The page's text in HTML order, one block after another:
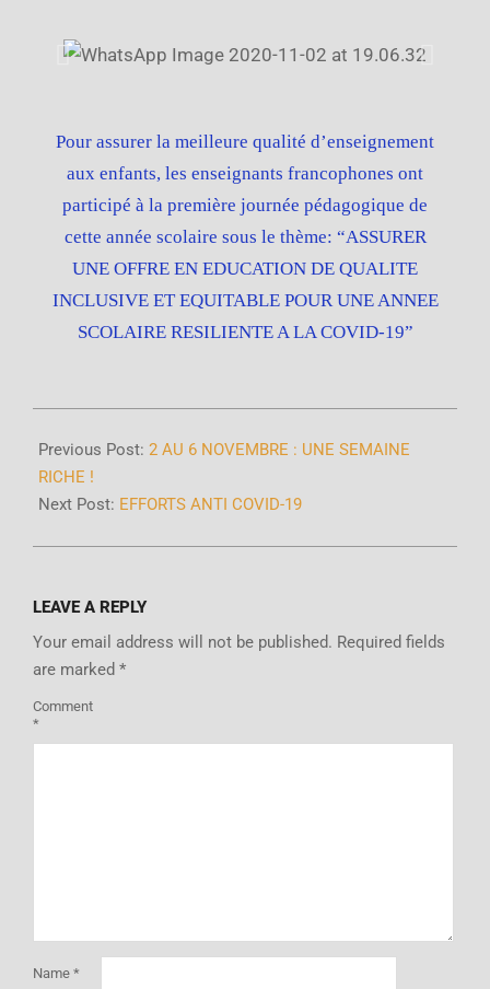
Pour assurer la meilleure qualité d’enseignement
aux enfants, les enseignants francophones ont
participé à la première journée pédagogique de
cette année scolaire sous le thème: “ASSURER
UNE OFFRE EN EDUCATION DE QUALITE
INCLUSIVE ET EQUITABLE POUR UNE ANNEE
SCOLAIRE RESILIENTE A LA COVID-19”
Previous Post: 2 AU 6 NOVEMBRE : UNE SEMAINE
RICHE !
Next Post: EFFORTS ANTI COVID-19
LEAVE A REPLY
Your email address will not be published. Required fields
are marked *
Comment
*
Name *